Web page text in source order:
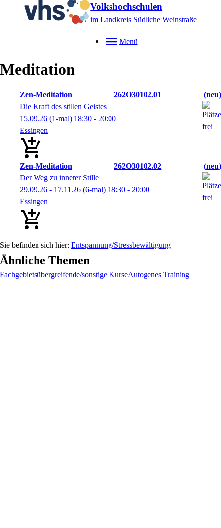
Volkshochschulen
im Landkreis Südliche Weinstraße
Menü
Meditation
Zen-Meditation 262O30102.01
neu
Die Kraft des stillen Geistes
15.09.26 (1-mal) 18:30 - 20:00
Essingen
Zen-Meditation 262O30102.02
neu
Der Weg zu innerer Stille
29.09.26 - 17.11.26 (6-mal) 18:30 - 20:00
Essingen
Entspannung/Stressbewältigung
Ähnliche Themen
Fachgebietsübergreifende/sonstige KurseAutogenes Training